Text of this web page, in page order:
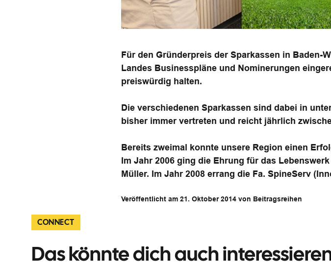
Für den Gründerpreis der Sparkassen in Baden-
Landes Businesspläne und Nominerungen
preiswürdig halten.
Die verschiedenen Sparkassen sind dabei in
bisher immer vertreten und reicht jährlich
Bereits zweimal konnte unsere Region einen
Im Jahr 2006 ging die Ehrung für das
Müller. Im Jahr 2008 errang die Fa. SpineServ
Veröffentlicht am 21. Oktober 2014 von Beitragsreihen
CONNECT
Das könnte dich auch